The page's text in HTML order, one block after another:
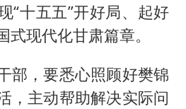
“十五五”开好局、起好
现代化甘肃篇章。
部，要悉心照顾好樊锦
，主动帮助解决实际问